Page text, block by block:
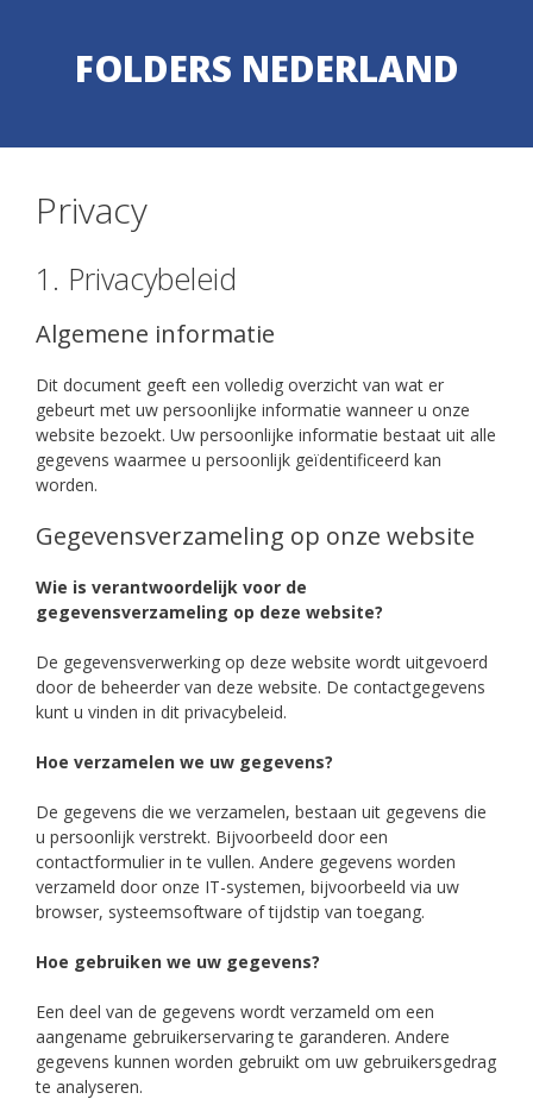
FOLDERS NEDERLAND
Privacy
1. Privacybeleid
Algemene informatie
Dit document geeft een volledig overzicht van wat er
gebeurt met uw persoonlijke informatie wanneer u onze
website bezoekt. Uw persoonlijke informatie bestaat uit alle
gegevens waarmee u persoonlijk geïdentificeerd kan
worden.
Gegevensverzameling op onze website
Wie is verantwoordelijk voor de
gegevensverzameling op deze website?
De gegevensverwerking op deze website wordt uitgevoerd
door de beheerder van deze website. De contactgegevens
kunt u vinden in dit privacybeleid.
Hoe verzamelen we uw gegevens?
De gegevens die we verzamelen, bestaan ​​uit gegevens die
u persoonlijk verstrekt. Bijvoorbeeld door een
contactformulier in te vullen. Andere gegevens worden
verzameld door onze IT-systemen, bijvoorbeeld via uw
browser, systeemsoftware of tijdstip van toegang.
Hoe gebruiken we uw gegevens?
Een deel van de gegevens wordt verzameld om een
aangename gebruikerservaring te garanderen. Andere
gegevens kunnen worden gebruikt om uw gebruikersgedrag
te analyseren.